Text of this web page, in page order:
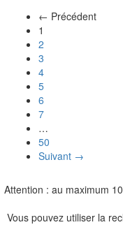
← Précédent
1
2
3
4
5
6
7
…
50
Suivant →
Attention : au maximum
Vous pouvez utiliser la